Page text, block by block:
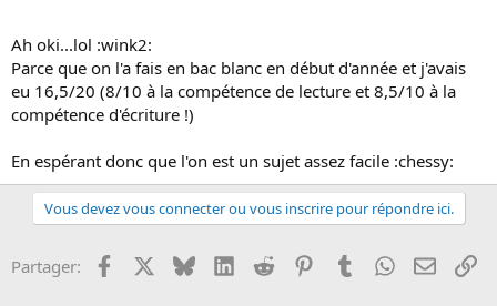
Ah oki...lol :wink2:
Parce que on l'a fais en bac blanc en début d'année et j'avais
eu 16,5/20 (8/10 à la compétence de lecture et 8,5/10 à la
compétence d'écriture !)
En espérant donc que l'on est un sujet assez facile :chessy:
Vous devez vous connecter ou vous inscrire pour répondre ici.
Partager: Facebook BlueskyLinkedInReddit PinterestTumblrWhatsApp
Email